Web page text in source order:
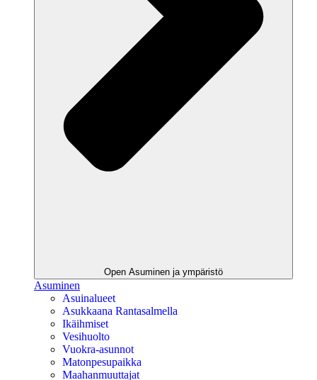
Open Asuminen ja ympäristö
Asuminen
Asuinalueet
Asukkaana Rantasalmella
Ikäihmiset
Vesihuolto
Vuokra-asunnot
Matonpesupaikka
Maahanmuuttajat